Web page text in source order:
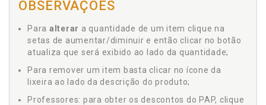
OBSERVAÇÕES
Para alterar a quantidade de um item clique na
setas de aumentar/diminuir e então clicar no botão
atualiza que será exibido ao lado da quantidade;
Para remover um item basta clicar no ícone da
lixeira ao lado da descrição do produto;
Professores: para obter os descontos do PAP, clique